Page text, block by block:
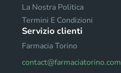
La Nostra Politica
Termini E Condizioni
Servizio clienti
Farmacia Torino
contact@farmaciatorino.com